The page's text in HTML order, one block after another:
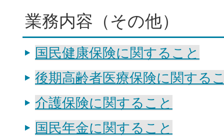
業務内容（その他）
国民健康保険に関すること
後期高齢者医療保険に関する
介護保険に関すること
国民年金に関すること